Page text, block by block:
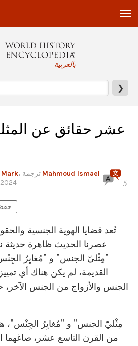
بالعربية
❯
عشر حقائق عن
Mark
Mahmoud Ismael
2024 5
تُعد قضايا الهوية الجنسية
عصرنا الحديث ظاهرة حديثة
"مِثْليّ الجنس" و "مُغايِرُ
القديمة، لم يكن هناك أي
الجنس والأزواج من الجنس الآخر،
من القرن التاسع عشر، صاغهما